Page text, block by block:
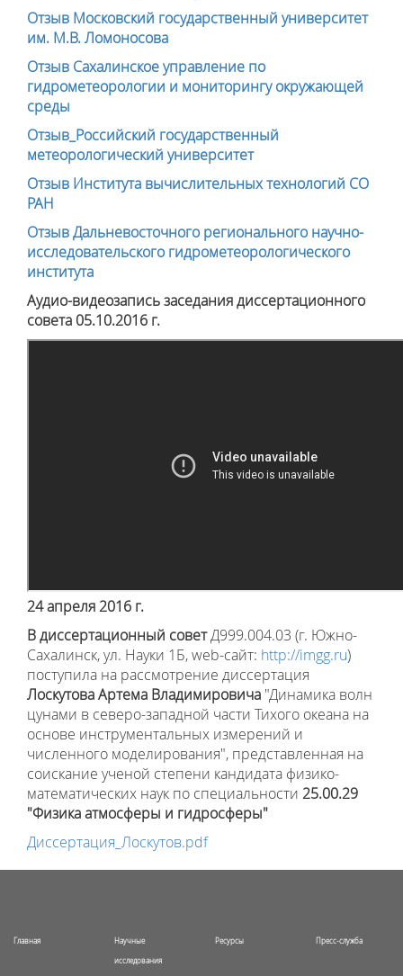
Отзыв Московский государственный университет
им. М.В. Ломоносова
Отзыв Сахалинское управление по
гидрометеорологии и мониторингу окружающей
среды
Отзыв_Российский государственный
метеорологический университет
Отзыв Института вычислительных технологий СО
РАН
Отзыв Дальневосточного регионального научно-
исследовательского гидрометеорологического
института
Аудио-видеозапись заседания диссертационного
совета 05.10.2016 г.
24 апреля 2016 г.
В диссертационный советД999.004.03 (г. Южно-
Сахалинск, ул. Науки 1Б, web-сайт: http://imgg.ru)
поступила на рассмотрение диссертация
Лоскутова Артема Владимировича "Динамика волн
цунами в северо-западной части Тихого океана на
основе инструментальных измерений и
численного моделирования", представленная на
соискание ученой степени кандидата физико-
математических наук по специальности 25.00.29
"Физика атмосферы и гидросферы"
Диссертация_Лоскутов.pdf
Главная Научные
исследования
Ресурсы Пресс-служба